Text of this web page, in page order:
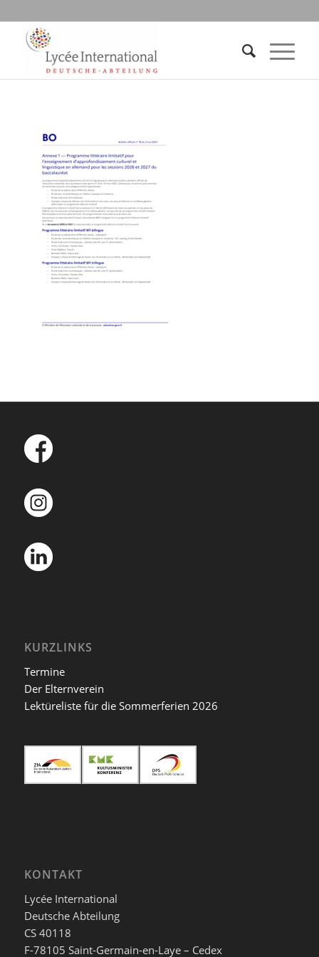
KURZLINKS
Termine
Der Elternverein
Lektüreliste für die Sommerferien 2026
KONTAKT
Lycée International
Deutsche Abteilung
CS 40118
F-78105 Saint-Germain-en-Laye – Cedex